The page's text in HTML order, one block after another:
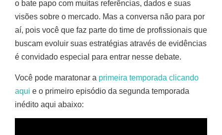
o bate papo com muitas referências, dados e suas
visões sobre o mercado. Mas a conversa não para por
aí, pois você que faz parte do time de profissionais que
buscam evoluir suas estratégias através de evidências
é convidado especial para entrar nesse debate.
Você pode maratonar a primeira temporada clicando
aqui e o primeiro episódio da segunda temporada
inédito aqui abaixo: